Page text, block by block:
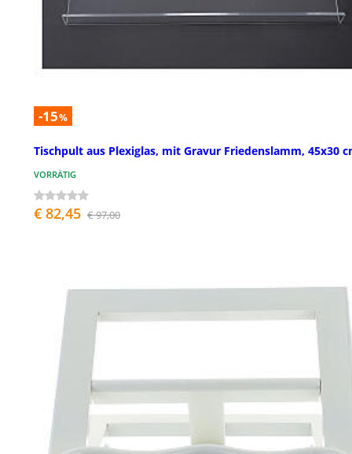
-15%
Tischpult aus Plexiglas, mit Gravur Friedenslamm, 45x30
VORRÄTIG
€ 82,45 € 97,00